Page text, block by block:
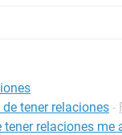
tener relaciones -
tener relaciones me